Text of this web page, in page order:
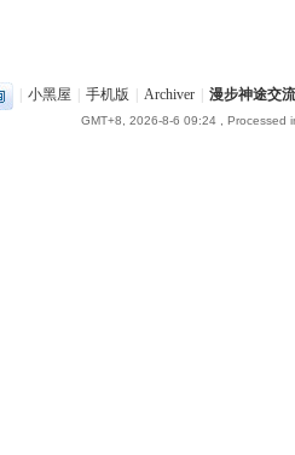
小黑屋 手机版 Archiver 漫步神途交
GMT+8, 2026-8-6 09:24 , Processed